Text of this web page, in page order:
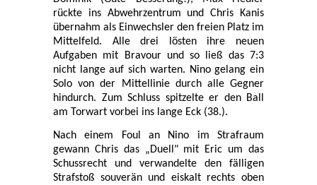
rückte ins Abwehrzentrum und Chris Kanis
übernahm als Einwechsler den freien Platz im
Mittelfeld. Alle drei lösten ihre neuen
Aufgaben mit Bravour und so ließ das 7:3
nicht lange auf sich warten. Nino gelang ein
Solo von der Mittellinie durch alle Gegner
hindurch. Zum Schluss spitzelte er den Ball
am Torwart vorbei ins lange Eck (38.).
Nach einem Foul an Nino im Strafraum
gewann Chris das „Duell" mit Eric um das
Schussrecht und verwandelte den fälligen
Strafstoß souverän und eiskalt rechts oben